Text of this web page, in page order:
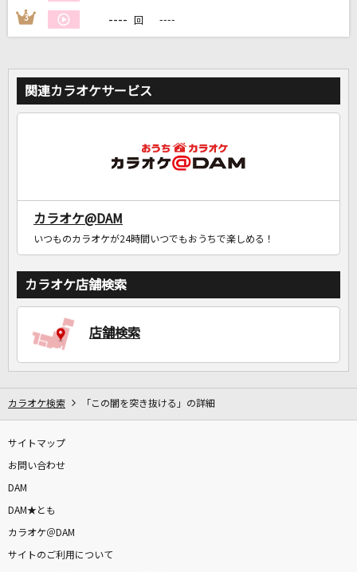
3 ---- 回 ----
関連カラオケサービス
カラオケ@DAM
いつものカラオケが24時間いつでもおうちで楽しめる！
カラオケ店舗検索
店舗検索
カラオケ検索 「この闇を突き抜ける」の詳細
サイトマップ
お問い合わせ
DAM
DAM★とも
カラオケ＠DAM
サイトのご利用について